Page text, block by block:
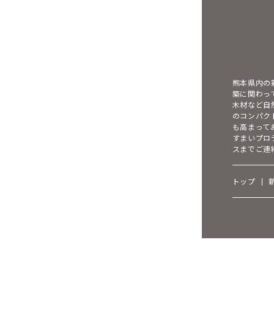
熊本県内の
築に関わっ
木材など自
のコンパク
も高まって
すまいプロ
スまでご
トップ